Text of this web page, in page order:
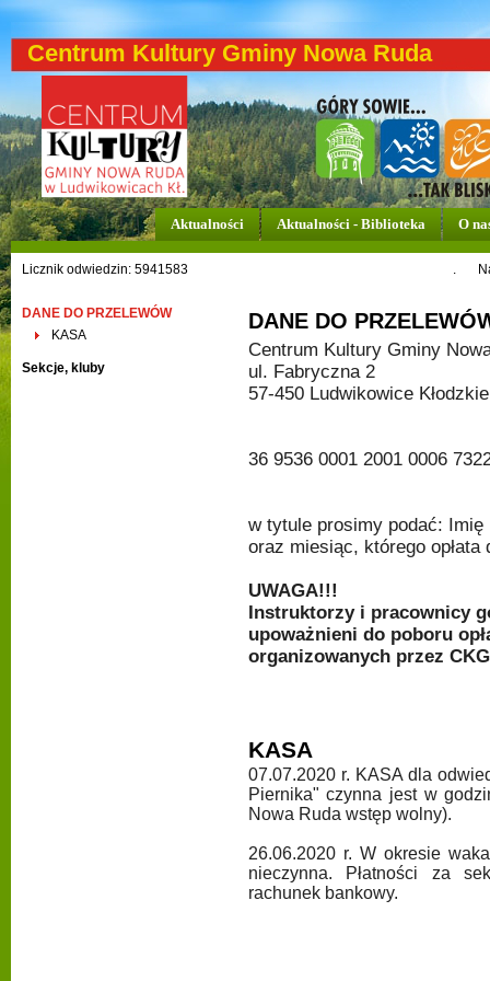
Centrum Kultury Gminy Nowa Ruda
Aktualności Aktualności - Biblioteka O
Licznik odwiedzin: 5941583 .
DANE DO PRZELEWÓW
KASA
Sekcje, kluby
DANE DO
Centrum Kultury Gminy
ul. Fabryczna 2
57-450 Ludwikowice Kłodzkie
36 9536 0001 2001 0006
w tytule prosimy podać:
oraz miesiąc, którego opłata
UWAGA!!!
Instruktorzy i pracownicy
upoważnieni do poboru
organizowanych przez
KASA
07.07.2020 r. KASA dla
Piernika" czynna jest w
Nowa Ruda wstęp wolny).
26.06.2020 r. W okresie
nieczynna. Płatności za
rachunek bankowy.